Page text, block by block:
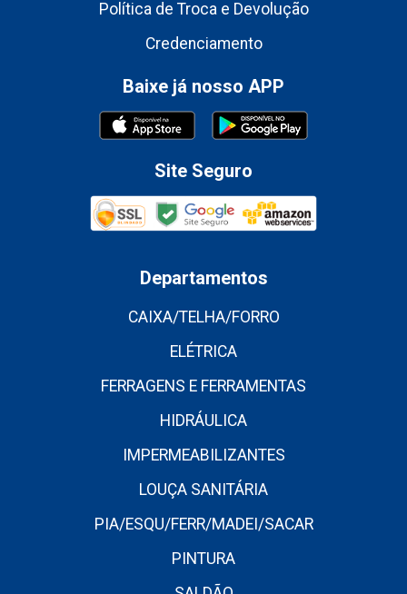
Política de Troca e Devolução
Credenciamento
Baixe já nosso APP
Site Seguro
Departamentos
CAIXA/TELHA/FORRO
ELÉTRICA
FERRAGENS E FERRAMENTAS
HIDRÁULICA
IMPERMEABILIZANTES
LOUÇA SANITÁRIA
PIA/ESQU/FERR/MADEI/SACAR
PINTURA